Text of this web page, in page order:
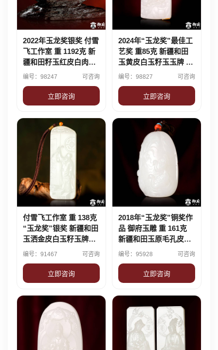
2022年玉龙奖银奖 付雪
飞工作室 重 1192克 新
疆和田籽玉红皮白肉独
籽摆件 万佛朝宗
编号：98247 可咨询
立即咨询
2024年“玉龙奖”最佳工
艺奖 重85克 新疆和田
玉黄皮白玉籽玉玉牌 渔
翁得利
编号：98827 可咨询
立即咨询
付雪飞工作室 重 138克
“玉龙奖”银奖 新疆和田
玉洒金皮白玉籽玉牌子
画圣
编号：91467 可咨询
立即咨询
2018年“玉龙奖”铜奖作
品 御府玉雕 重 161克
新疆和田玉原毛孔皮白
玉籽玉把件 鹅戏莲间
编号：95928 可咨询
立即咨询